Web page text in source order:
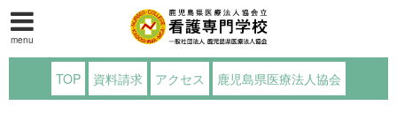
menu
TOP 資料請求 アクセス 鹿児島県医療法人協会